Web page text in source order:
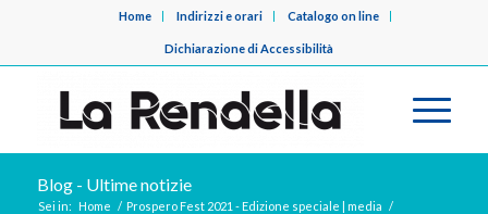
Home Indirizzi e orari Catalogo on line
Dichiarazione di Accessibilità
Blog - Ultime notizie
Sei in: Home / Prospero Fest 2021 - Edizione speciale | media /